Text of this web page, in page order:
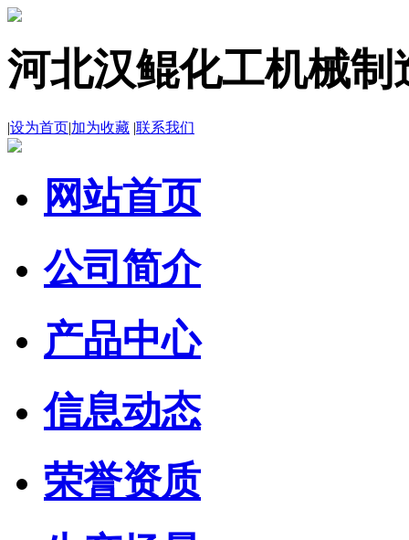
河北汉鲲化工机械制
|设为首页|加为收藏 |联系我们
网站首页
公司简介
产品中心
信息动态
荣誉资质